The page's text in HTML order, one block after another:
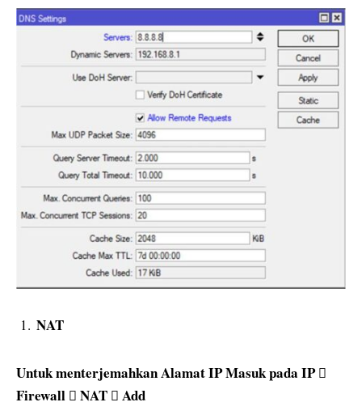
NAT
Untuk menterjemahkan Alamat IP Masuk pada IP 
Firewall  NAT  Add